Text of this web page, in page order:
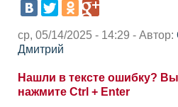
ср, 05/14/2025 - 14:29 - Автор:
Дмитрий
Нашли в тексте ошибку?
нажмите Ctrl + Enter